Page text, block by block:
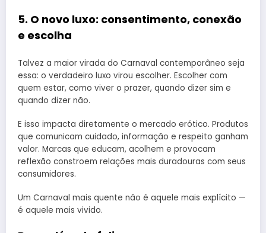
5. O novo luxo: consentimento, conexão
e escolha
Talvez a maior virada do Carnaval contemporâneo seja
essa: o verdadeiro luxo virou escolher. Escolher com
quem estar, como viver o prazer, quando dizer sim e
quando dizer não.
E isso impacta diretamente o mercado erótico. Produtos
que comunicam cuidado, informação e respeito ganham
valor. Marcas que educam, acolhem e provocam
reflexão constroem relações mais duradouras com seus
consumidores.
Um Carnaval mais quente não é aquele mais explícito —
é aquele mais vivido.